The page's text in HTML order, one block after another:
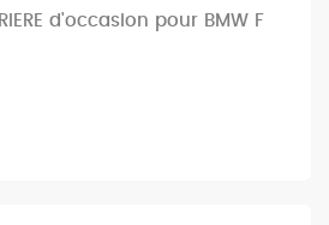
d'occasion pour BMW F